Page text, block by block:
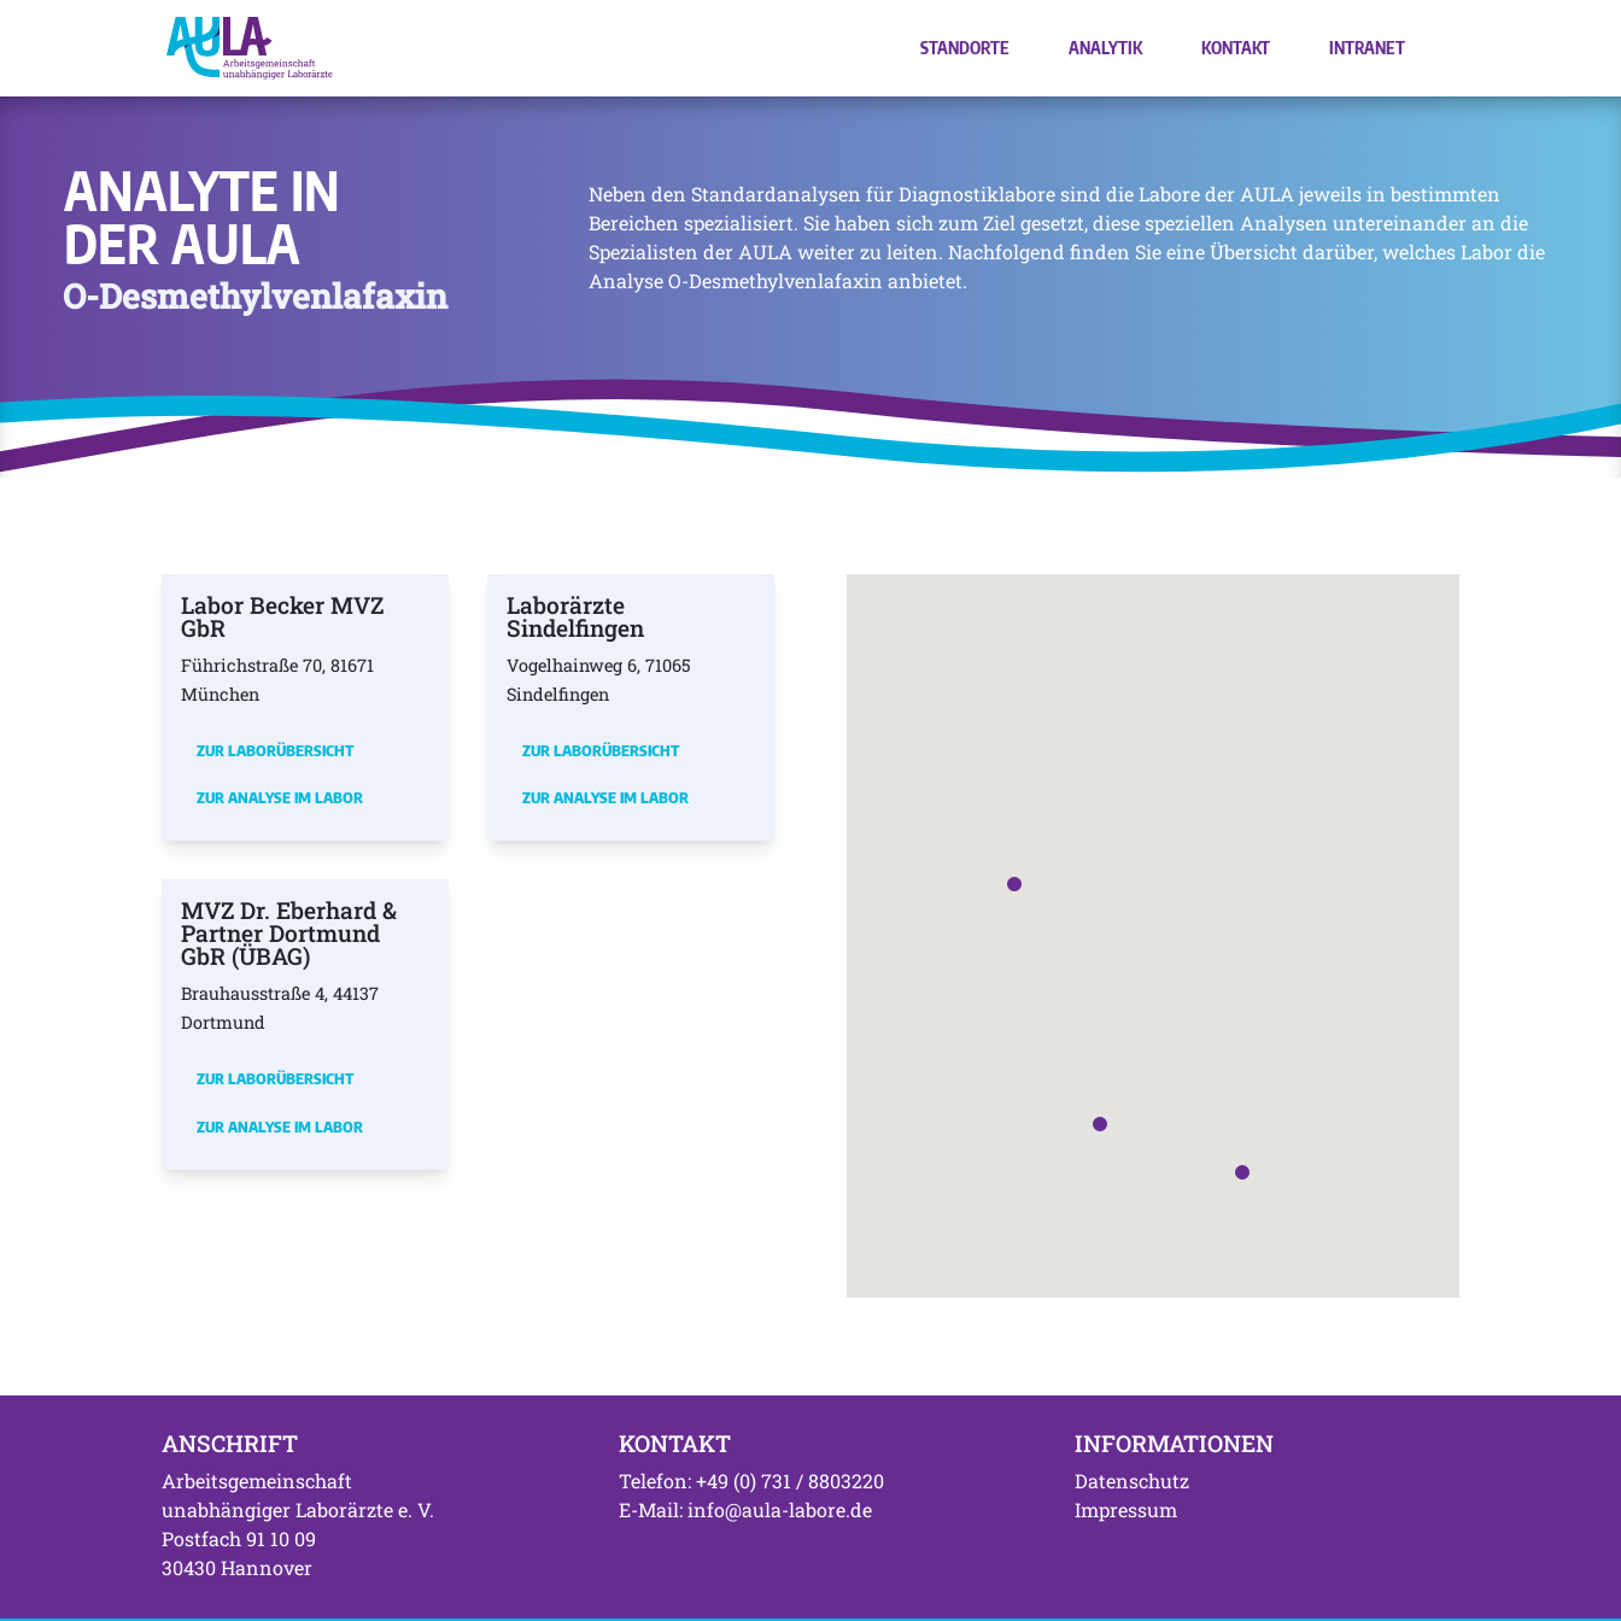
STANDORTE ANALYTIK KONTAKT INTRANET
ANALYTE IN
DER AULA
O-Desmethylvenlafaxin
Neben den Standardanalysen für Diagnostiklabore sind die Labore der AULA jeweils in bestimmten
Bereichen spezialisiert. Sie haben sich zum Ziel gesetzt, diese speziellen Analysen untereinander an die
Spezialisten der AULA weiter zu leiten. Nachfolgend finden Sie eine Übersicht darüber, welches Labor die
Analyse O-Desmethylvenlafaxin anbietet.
Labor Becker MVZ
GbR
Führichstraße 70, 81671
München
ZUR LABORÜBERSICHT
ZUR ANALYSE IM LABOR
Laborärzte
Sindelfingen
Vogelhainweg 6, 71065
Sindelfingen
ZUR LABORÜBERSICHT
ZUR ANALYSE IM LABOR
MVZ Dr. Eberhard &
Partner Dortmund
GbR (ÜBAG)
Brauhausstraße 4, 44137
Dortmund
ZUR LABORÜBERSICHT
ZUR ANALYSE IM LABOR
ANSCHRIFT
Arbeitsgemeinschaft
unabhängiger Laborärzte e. V.
Postfach 91 10 09
30430 Hannover
KONTAKT
Telefon: +49 (0) 731 / 8803220
E-Mail: info@aula-labore.de
INFORMATIONEN
Datenschutz
Impressum